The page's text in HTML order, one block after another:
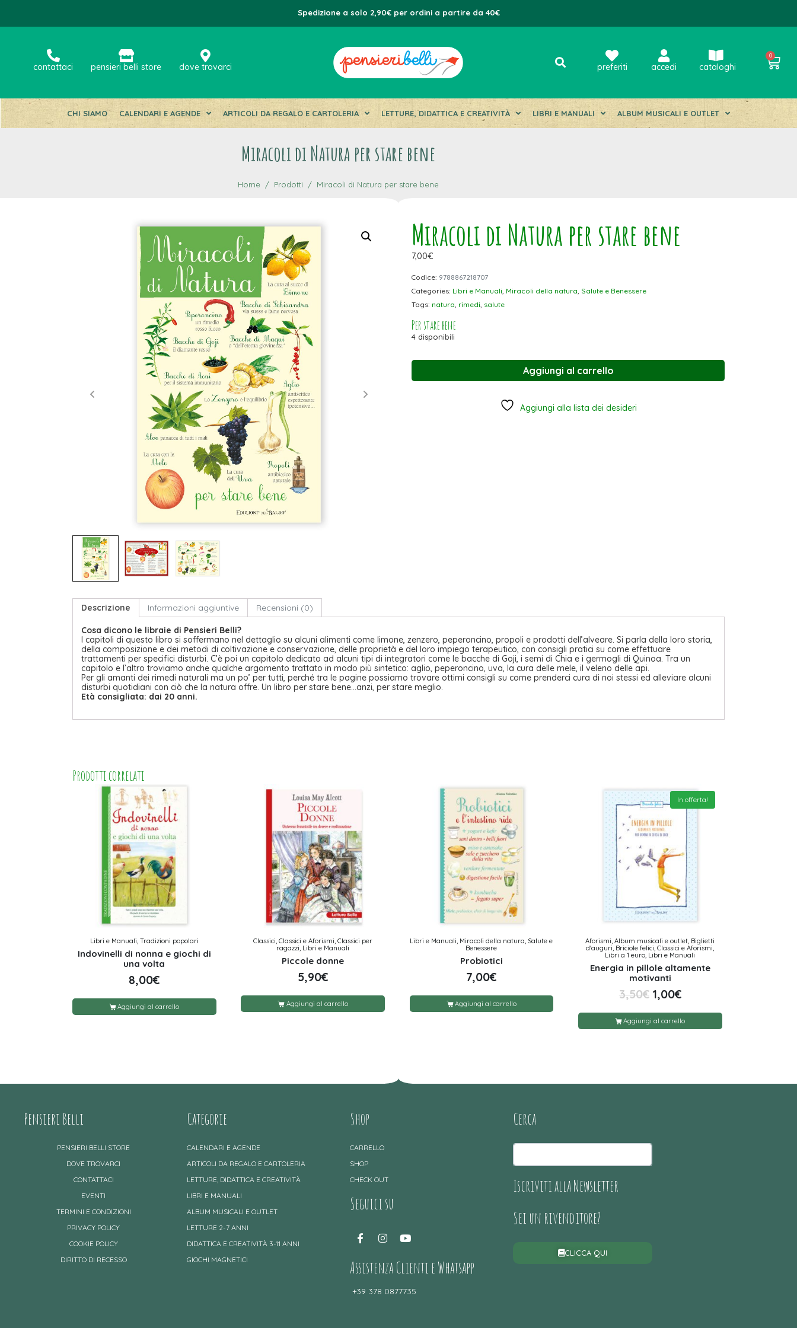
Spedizione a solo 2,90€ per ordini a partire da 40€
contattaci pensieri belli store dove trovarci preferiti accedi cataloghi
0
CHI SIAMO CALENDARI E AGENDE ARTICOLI DA REGALO E CARTOLERIA LETTURE, DIDATTICA E CREATIVITÀ LIBRI E MANUALI ALBUM MUSICALI E OUTLET
Miracoli di Natura per stare bene
Home Prodotti Miracoli di Natura per stare bene
Miracoli di Natura per stare bene
7,00€
Codice: 9788867218707
Categories: Libri e Manuali, Miracoli della natura, Salute e Benessere
Tags: natura, rimedi, salute
Per stare bene
4 disponibili
Aggiungi al carrello
Aggiungi alla lista dei desideri
Descrizione Informazioni aggiuntive Recensioni (0)
Cosa dicono le libraie di Pensieri Belli?
I capitoli di questo libro si soffermano nel dettaglio su alcuni alimenti come limone, zenzero, peperoncino, propoli e prodotti dell’alveare. Si parla della loro storia,
della composizione e dei metodi di coltivazione e conservazione, delle proprietà e del loro impiego terapeutico, con consigli pratici su come effettuare
trattamenti per specifici disturbi. C’è poi un capitolo dedicato ad alcuni tipi di integratori come le bacche di Goji, i semi di Chia e i germogli di Quinoa. Tra un
capitolo e l’altro troviamo anche qualche argomento trattato in modo più sintetico: aglio, peperoncino, uva, la cura delle mele, il veleno delle api.
Per gli amanti dei rimedi naturali ma un po’ per tutti, perché tra le pagine possiamo trovare ottimi consigli su come prenderci cura di noi stessi ed alleviare alcuni
disturbi quotidiani con ciò che la natura offre. Un libro per stare bene…anzi, per stare meglio.
Età consigliata: dai 20 anni.
Prodotti correlati
Libri e Manuali, Tradizioni popolari
Indovinelli di nonna e giochi di
una volta
8,00€
Aggiungi al carrello
Classici, Classici e Aforismi, Classici per
ragazzi, Libri e Manuali
Piccole donne
5,90€
Aggiungi al carrello
Libri e Manuali, Miracoli della natura, Salute e
Benessere
Probiotici
7,00€
Aggiungi al carrello
In offerta!
Aforismi, Album musicali e outlet, Biglietti
d'auguri, Briciole felici, Classici e Aforismi,
Libri a 1 euro, Libri e Manuali
Energia in pillole altamente
motivanti
3,50€ 1,00€
Aggiungi al carrello
Pensieri Belli
PENSIERI BELLI STORE
DOVE TROVARCI
CONTATTACI
EVENTI
TERMINI E CONDIZIONI
PRIVACY POLICY
COOKIE POLICY
DIRITTO DI RECESSO
Categorie
CALENDARI E AGENDE
ARTICOLI DA REGALO E CARTOLERIA
LETTURE, DIDATTICA E CREATIVITÀ
LIBRI E MANUALI
ALBUM MUSICALI E OUTLET
LETTURE 2-7 ANNI
DIDATTICA E CREATIVITÀ 3-11 ANNI
GIOCHI MAGNETICI
Shop
CARRELLO
SHOP
CHECK OUT
Seguici su
Assistenza Clienti e Whatsapp
+39 378 0877735
Cerca
Iscriviti alla Newsletter
Sei un rivenditore?
CLICCA QUI